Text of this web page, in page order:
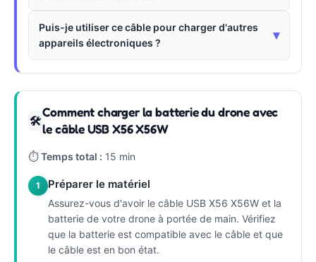
Puis-je utiliser ce câble pour charger d'autres
appareils électroniques ?
▾
🛠
Comment charger la batterie du drone avec
le câble USB X56 X56W
⏱Temps total : 15 min
1 Préparer le matériel
Assurez-vous d'avoir le câble USB X56 X56W et la
batterie de votre drone à portée de main. Vérifiez
que la batterie est compatible avec le câble et que
le câble est en bon état.